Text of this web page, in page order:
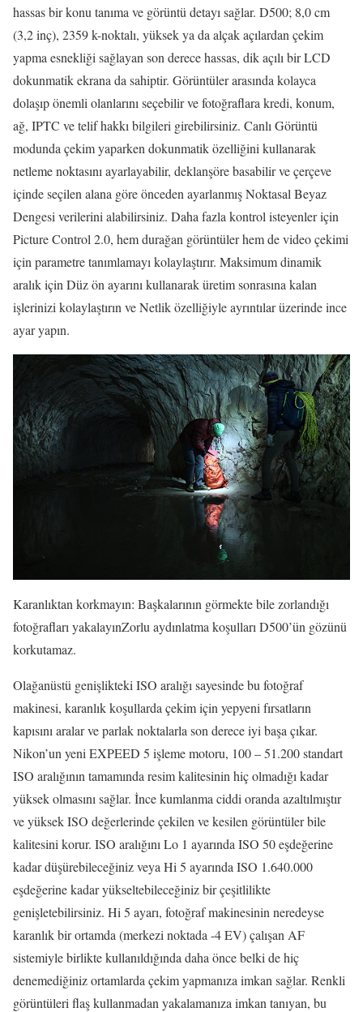
hassas bir konu tanıma ve görüntü detayı sağlar. D500; 8,0 cm
(3,2 inç), 2359 k-noktalı, yüksek ya da alçak açılardan çekim
yapma esnekliği sağlayan son derece hassas, dik açılı bir LCD
dokunmatik ekrana da sahiptir. Görüntüler arasında kolayca
dolaşıp önemli olanlarını seçebilir ve fotoğraflara kredi, konum,
ağ, IPTC ve telif hakkı bilgileri girebilirsiniz. Canlı Görüntü
modunda çekim yaparken dokunmatik özelliğini kullanarak
netleme noktasını ayarlayabilir, deklanşöre basabilir ve çerçeve
içinde seçilen alana göre önceden ayarlanmış Noktasal Beyaz
Dengesi verilerini alabilirsiniz. Daha fazla kontrol isteyenler için
Picture Control 2.0, hem durağan görüntüler hem de video çekimi
için parametre tanımlamayı kolaylaştırır. Maksimum dinamik
aralık için Düz ön ayarını kullanarak üretim sonrasına kalan
işlerinizi kolaylaştırın ve Netlik özelliğiyle ayrıntılar üzerinde ince
ayar yapın.
Karanlıktan korkmayın: Başkalarının görmekte bile zorlandığı
fotoğrafları yakalayınZorlu aydınlatma koşulları D500’ün gözünü
korkutamaz.
Olağanüstü genişlikteki ISO aralığı sayesinde bu fotoğraf
makinesi, karanlık koşullarda çekim için yepyeni fırsatların
kapısını aralar ve parlak noktalarla son derece iyi başa çıkar.
Nikon’un yeni EXPEED 5 işleme motoru, 100 – 51.200 standart
ISO aralığının tamamında resim kalitesinin hiç olmadığı kadar
yüksek olmasını sağlar. İnce kumlanma ciddi oranda azaltılmıştır
ve yüksek ISO değerlerinde çekilen ve kesilen görüntüler bile
kalitesini korur. ISO aralığını Lo 1 ayarında ISO 50 eşdeğerine
kadar düşürebileceğiniz veya Hi 5 ayarında ISO 1.640.000
eşdeğerine kadar yükseltebileceğiniz bir çeşitlilikte
genişletebilirsiniz. Hi 5 ayarı, fotoğraf makinesinin neredeyse
karanlık bir ortamda (merkezi noktada -4 EV) çalışan AF
sistemiyle birlikte kullanıldığında daha önce belki de hiç
denemediğiniz ortamlarda çekim yapmanıza imkan sağlar. Renkli
görüntüleri flaş kullanmadan yakalamanıza imkan tanıyan, bu